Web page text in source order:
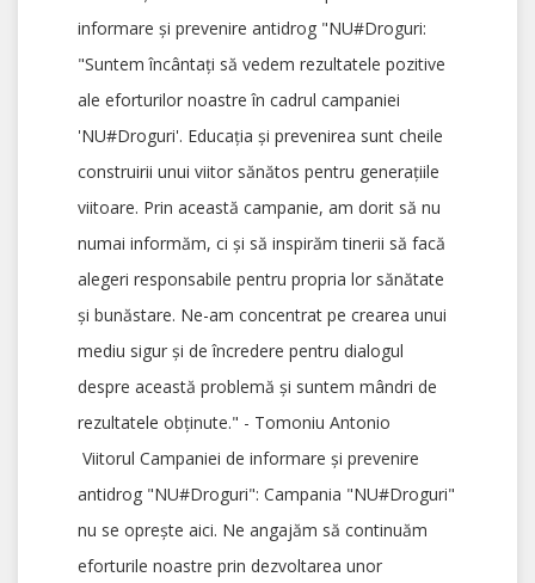
informare și prevenire antidrog "NU#Droguri:
"Suntem încântați să vedem rezultatele pozitive
ale eforturilor noastre în cadrul campaniei
'NU#Droguri'. Educația și prevenirea sunt cheile
construirii unui viitor sănătos pentru generațiile
viitoare. Prin această campanie, am dorit să nu
numai informăm, ci și să inspirăm tinerii să facă
alegeri responsabile pentru propria lor sănătate
și bunăstare. Ne-am concentrat pe crearea unui
mediu sigur și de încredere pentru dialogul
despre această problemă și suntem mândri de
rezultatele obținute." - Tomoniu Antonio
Viitorul Campaniei de informare și prevenire
antidrog "NU#Droguri": Campania "NU#Droguri"
nu se oprește aici. Ne angajăm să continuăm
eforturile noastre prin dezvoltarea unor